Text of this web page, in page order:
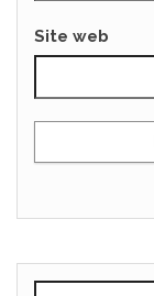
Site web